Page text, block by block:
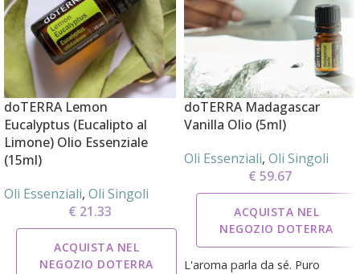
doTERRA Lemon
Eucalyptus (Eucalipto al
Limone) Olio Essenziale
(15ml)
Oli Essenziali, Oli Singoli
€ 21.33
ACQUISTA NEL
NEGOZIO DOTERRA
doTERRA Madagascar
Vanilla Olio (5ml)
Oli Essenziali, Oli Singoli
€ 59.67
ACQUISTA NEL
NEGOZIO DOTERRA
L'aroma parla da sé. Puro